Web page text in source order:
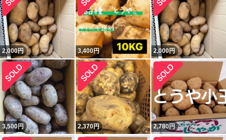
2,000円 3,400円 2,000円
3,500円 2,370円 2,780円